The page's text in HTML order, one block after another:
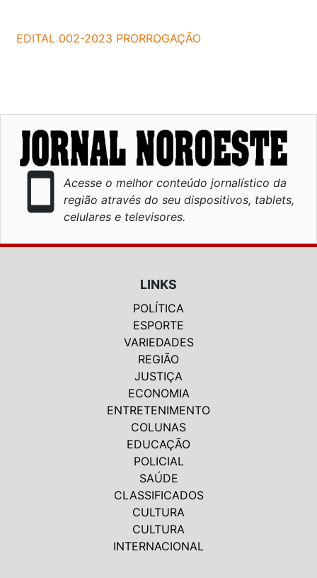
EDITAL 002-2023 PRORROGAÇÃO
smartphone
Acesse o melhor conteúdo jornalístico da
região através do seu dispositivos, tablets,
celulares e televisores.
LINKS
POLÍTICA
ESPORTE
VARIEDADES
REGIÃO
JUSTIÇA
ECONOMIA
ENTRETENIMENTO
COLUNAS
EDUCAÇÃO
POLICIAL
SAÚDE
CLASSIFICADOS
CULTURA
CULTURA
INTERNACIONAL